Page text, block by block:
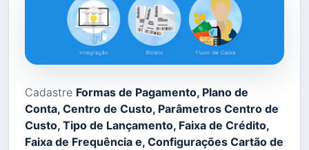
Cadastre Formas de Pagamento, Plano de
Conta, Centro de Custo, Parâmetros Centro de
Custo, Tipo de Lançamento, Faixa de Crédito,
Faixa de Frequência e, Configurações Cartão de